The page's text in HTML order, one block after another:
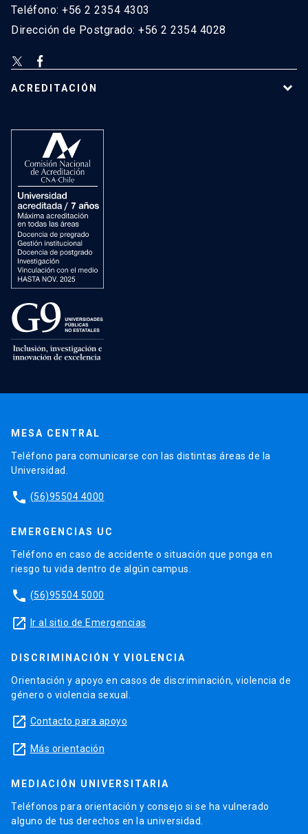
Teléfono: +56 2 2354 4303
Dirección de Postgrado: +56 2 2354 4028
ACREDITACIÓN
MESA CENTRAL
Teléfono para comunicarse con las distintas áreas de la
Universidad.
phone (56)95504 4000
EMERGENCIAS UC
Teléfono en caso de accidente o situación que ponga en
riesgo tu vida dentro de algún campus.
phone (56)95504 5000
launch Ir al sitio de Emergencias
DISCRIMINACIÓN Y VIOLENCIA
Orientación y apoyo en casos de discriminación, violencia de
género o violencia sexual.
launch Contacto para apoyo
launch Más orientación
MEDIACIÓN UNIVERSITARIA
Teléfonos para orientación y consejo si se ha vulnerado
alguno de tus derechos en la universidad.